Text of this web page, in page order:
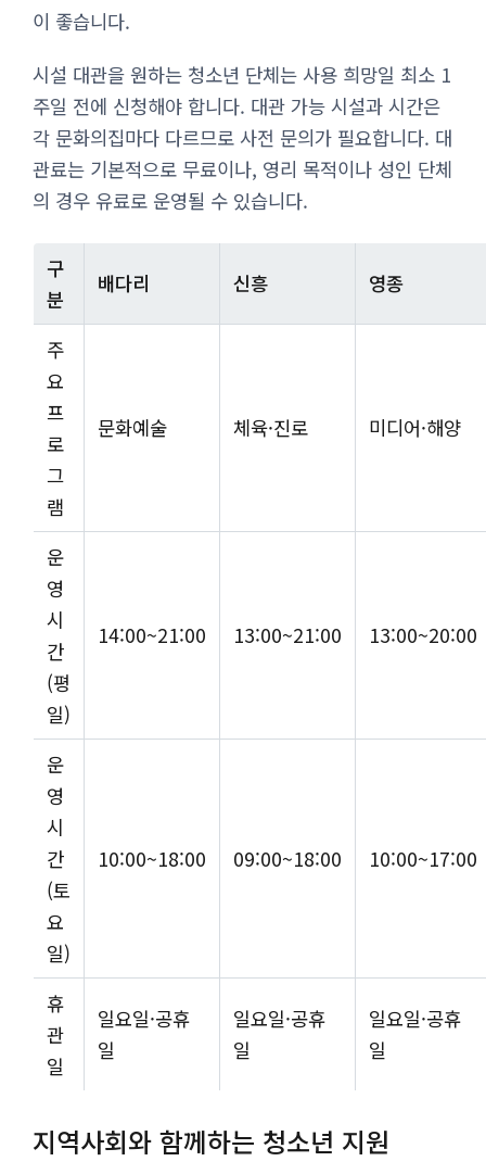
이 좋습니다.
시설 대관을 원하는 청소년 단체는 사용 희망일 최소 1
주일 전에 신청해야 합니다. 대관 가능 시설과 시간은
각 문화의집마다 다르므로 사전 문의가 필요합니다. 대
관료는 기본적으로 무료이나, 영리 목적이나 성인 단체
의 경우 유료로 운영될 수 있습니다.
구
분
배다리 신흥 영종
주
요
프
로
그
램
문화예술 체육·진로 미디어·해양
운
영
시
간
(평
일)
14:00~21:00 13:00~21:00 13:00~20:00
운
영
시
간
(토
요
일)
10:00~18:00 09:00~18:00 10:00~17:00
휴
관
일
일요일·공휴
일
일요일·공휴
일
일요일·공휴
일
지역사회와 함께하는 청소년 지원